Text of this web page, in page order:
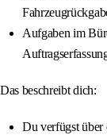
Aufgaben im
Das beschreibt dich:
Du verfügst über